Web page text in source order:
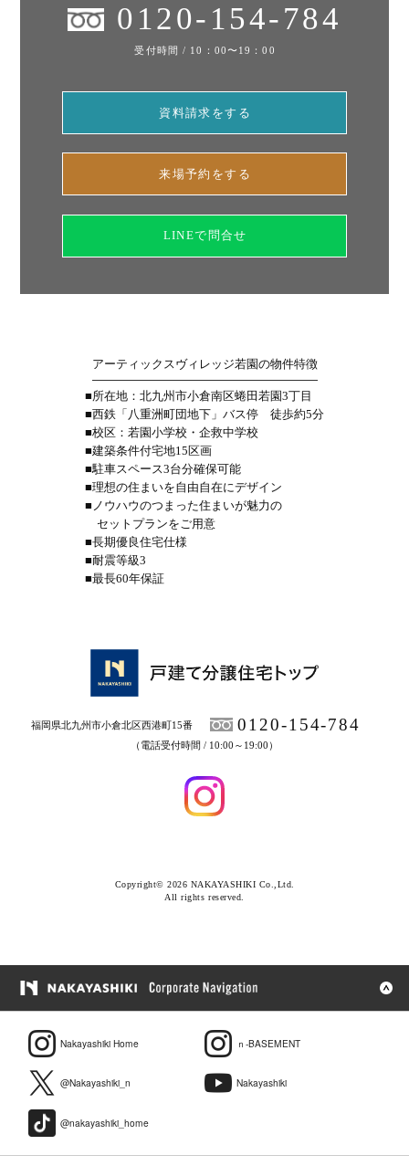
0120-154-784
受付時間 / 10：00〜19：00
資料請求をする
来場予約をする
LINEで問合せ
アーティックスヴィレッジ若園の物件特徴
■所在地：北九州市小倉南区蜷田若園3丁目
■西鉄「八重洲町団地下」バス停 徒歩約5分
■校区：若園小学校・企救中学校
■建築条件付宅地15区画
■駐車スペース3台分確保可能
■理想の住まいを自由自在にデザイン
■ノウハウのつまった住まいが魅力の
セットプランをご用意
■長期優良住宅仕様
■耐震等級3
■最長60年保証
福岡県北九州市小倉北区西港町15番 0120-154-784
（電話受付時間 / 10:00～19:00）
Copyright© 2026 NAKAYASHIKI Co.,Ltd.
All rights reserved.
Nakayashiki Home ｎ-BASEMENT
@Nakayashiki_n Nakayashiki
@nakayashiki_home